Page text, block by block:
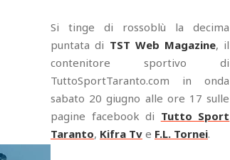
Si tinge di rossoblù la decima
puntata di TST Web Magazine, il
contenitore sportivo di
TuttoSportTaranto.com in onda
sabato 20 giugno alle ore 17 sulle
pagine facebook di Tutto Sport
Taranto, Kifra Tv e F.L. Tornei.